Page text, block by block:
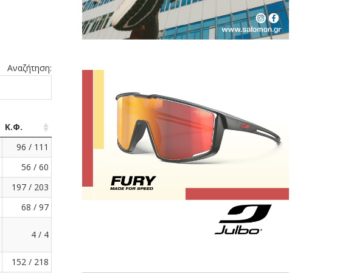
Αναζήτηση:
Κ.Φ.
96 / 111
56 / 60
197 / 203
68 / 97
4 / 4
152 / 218